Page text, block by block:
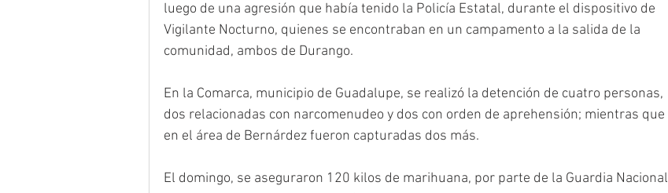
luego de una agresión que había tenido la Policía Estatal, durante el dispositivo de
Vigilante Nocturno, quienes se encontraban en un campamento a la salida de la
comunidad, ambos de Durango.
En la Comarca, municipio de Guadalupe, se realizó la detención de cuatro personas,
dos relacionadas con narcomenudeo y dos con orden de aprehensión; mientras que
en el área de Bernárdez fueron capturadas dos más.
El domingo, se aseguraron 120 kilos de marihuana, por parte de la Guardia Nacional